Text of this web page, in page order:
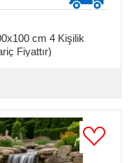
cm 4 Kişilik
Fiyattır)